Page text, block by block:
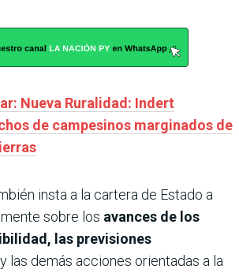
Nueva Ruralidad: Indert
de campesinos marginados de
insta a la cartera de Estado a
sobre los avances de los
las previsiones
y las demás acciones orientadas a la